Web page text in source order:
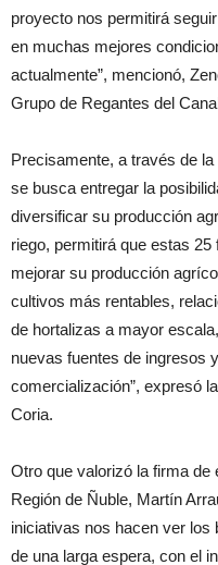
proyecto nos permitirá
en muchas mejores
actualmente”, mencionó,
Grupo de Regantes del
Precisamente, a través de
se busca entregar la
diversificar su producción
riego, permitirá que estas
mejorar su producción
cultivos más rentables,
de hortalizas a mayor
nuevas fuentes de ingresos
comercialización”, expresó
Coria.
Otro que valorizó la firma de
Región de Ñuble, Martín
iniciativas nos hacen ver los
de una larga espera, con el